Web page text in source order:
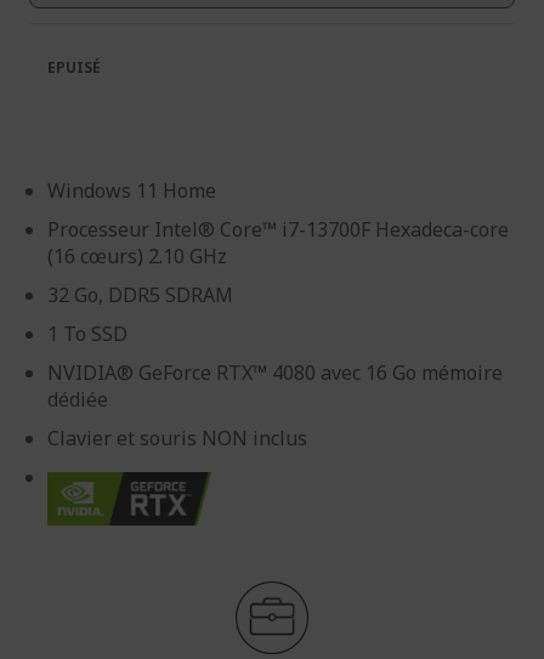
Windows 11 Home
Processeur Intel® Core™ i7-13700F Hexadeca-core
(16 cœurs) 2.10 GHz
32 Go, DDR5 SDRAM
1 To SSD
NVIDIA® GeForce RTX™ 4080 avec 16 Go mémoire
dédiée
Clavier et souris NON inclus
EPUISÉ